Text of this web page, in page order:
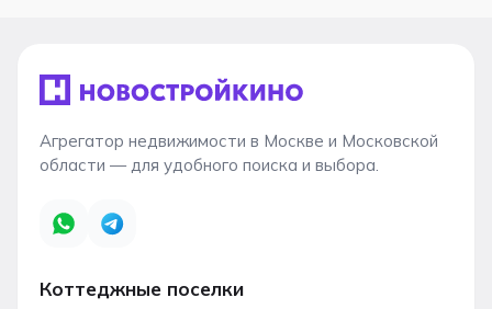
Агрегатор недвижимости в Москве и Московской
области — для удобного поиска и выбора.
Коттеджные поселки